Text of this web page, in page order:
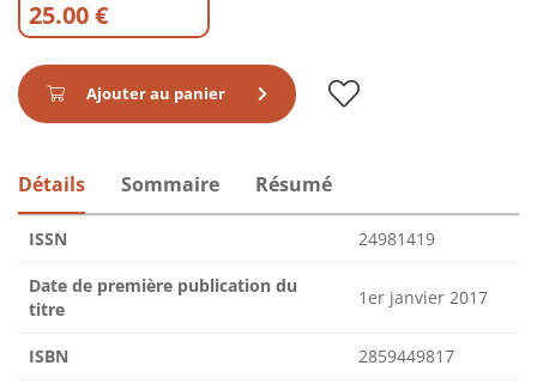
25.00 €
Ajouter au panier
Détails Sommaire Résumé
ISSN 24981419
Date de première publication du
titre
1er janvier 2017
ISBN 2859449817